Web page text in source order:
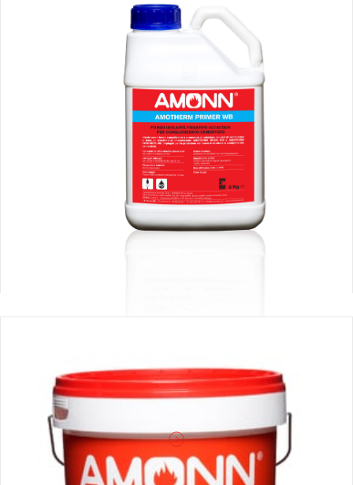
Amotherm Primer WB
FONDO ISOLANTE FISSATIVO ALL´ACQUA PER